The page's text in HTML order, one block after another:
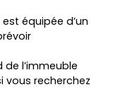
équipée d’un
l’immeuble
recherchez